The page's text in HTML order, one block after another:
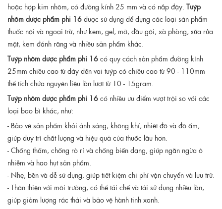
hoặc hợp kim nhôm, có đường kính 25 mm và có nắp đậy. Tuýp
nhôm dược phẩm phi 16 được sử dụng để đựng các loại sản phẩm
thuốc nội và ngoại trừ, như kem, gel, mỡ, dầu gội, xà phòng, sữa rửa
mặt, kem đánh răng và nhiều sản phẩm khác.
Tuýp nhôm dược phẩm phi 16 có quy cách sản phẩm đường kính
25mm chiều cao từ đáy đến vai tuýp có chiều cao từ 90 - 110mm
thể tích chứa nguyên liệu lần lượt từ 10 - 15gram.
Tuýp nhôm dược phẩm phi 16 có nhiều ưu điểm vượt trội so với các
loại bao bì khác, như:
- Bảo vệ sản phẩm khỏi ánh sáng, không khí, nhiệt độ và độ ẩm,
giúp duy trì chất lượng và hiệu quả của thuốc lâu hơn.
- Chống thấm, chống rò rỉ và chống biến dạng, giúp ngăn ngừa ô
nhiễm và hao hụt sản phẩm.
- Nhẹ, bền và dễ sử dụng, giúp tiết kiệm chi phí vận chuyển và lưu trữ.
- Thân thiện với môi trường, có thể tái chế và tái sử dụng nhiều lần,
giúp giảm lượng rác thải và bảo vệ hành tinh xanh.